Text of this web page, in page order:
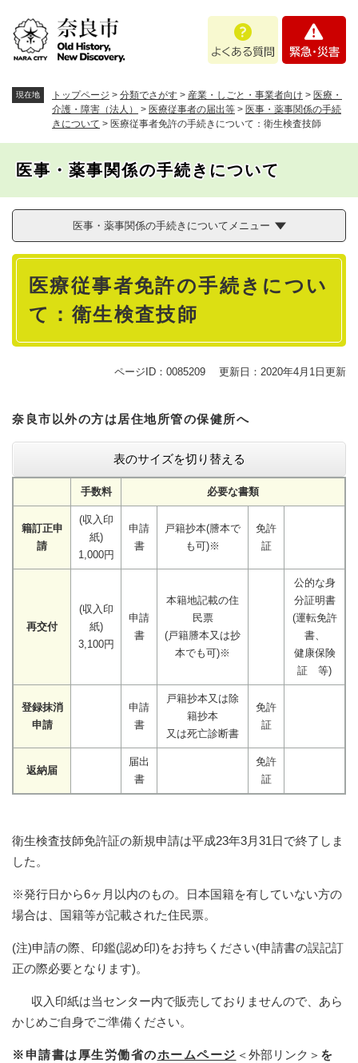
。
あ
問
・
現在地 トップページ > 分類でさがす > 産業・しごと・事業者向け > 医療・
介護・障害（法人）
> 医療従事者の届出等 > 医事・薬事関係の手続
きについて > 医療従事者免許の手続きについて：衛生検査技師
医事・薬事関係の手続きについて
医事・薬事関係の手続きについてメニュー
本
医療従事者免許の手続きについ
て：衛生検査技師
ページID：0085209 更新日：2020年4月1日更新
奈良市以外の方は居住地所管の保健所へ
表のサイズを切り替える
手数料 必要な書類
籍訂正申
請
(収入印
紙)
1,000円
申請
書
戸籍抄本(謄本で
も可)※
免許
証
再交付
(収入印
紙)
3,100円
申請
書
本籍地記載の住
民票
(戸籍謄本又は抄
本でも可)※
公的な身
分証明書
(運転免許
書、
健康保険
証 等)
登録抹消
申請
申請
書
戸籍抄本又は除
籍抄本
又は死亡診断書
免許
証
返納届
届出
書
免許
証
衛生検査技師免許証の新規申請は平成23年3月31日で終了しま
した。
※発行日から6ヶ月以内のもの。日本国籍を有していない方の
場合は、国籍等が記載された住民票。
(注)申請の際、印鑑(認め印)をお持ちください(申請書の誤記訂
正の際必要となります)。
収入印紙は当センター内で販売しておりませんので、あら
かじめご自身でご準備ください。
※申請書は厚生労働省のホームページ ＜外部リンク＞ を